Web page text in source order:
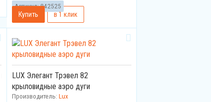
Артикул:842525
LUX Элегант Трэвел 82
крыловидные аэро дуги
Производитель: Lux